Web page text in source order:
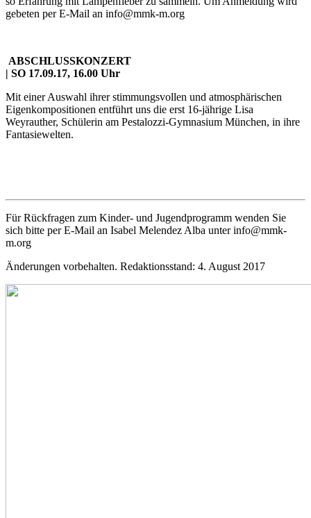
gebeten per E-Mail an info@mmk-m.org
ABSCHLUSSKONZERT
| SO 17.09.17, 16.00 Uhr
Mit einer Auswahl ihrer stimmungsvollen und atmosphärischen
Eigenkompositionen entführt uns die erst 16-jährige Lisa
Weyrauther, Schülerin am Pestalozzi-Gymnasium München, in ihre
Fantasiewelten.
Für Rückfragen zum Kinder- und Jugendprogramm wenden Sie
sich bitte per E-Mail an Isabel Melendez Alba unter info@mmk-
m.org
Änderungen vorbehalten. Redaktionsstand: 4. August 2017